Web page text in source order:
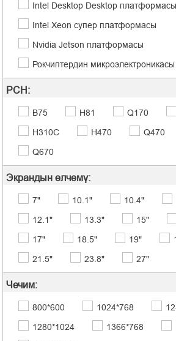
Intel Desktop Desktop платформасы
Intel Xeon супер платформасы
Nvidia Jetson платформасы
Рокчиптердин микроэлектроникасы
PCH:
B75 H81 Q170
H310C
H470 Q470
Q670
Экрандын өлчөмү:
7" 10.1" 10.4"
12.1"
13.3" 15"
17"
18.5" 19"
21.5"
23.8" 27"
Чечим:
800*600 1024*768
1280*1024
1366*768